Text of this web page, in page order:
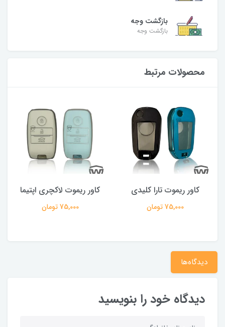
بازگشت وجه
بازگشت وجه
محصولات مرتبط
کاور ریموت تارا کلیدی
75,000 تومان
کاور ریموت لاکچری اپتیما
75,000 تومان
دیدگاه‌ها
دیدگاه خود را بنویسید